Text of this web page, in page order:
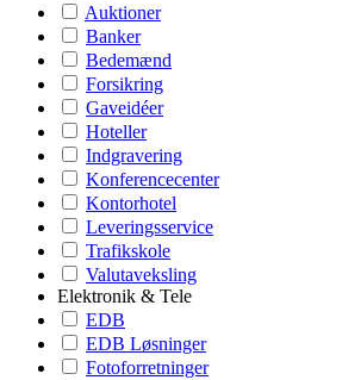
Auktioner
Banker
Bedemænd
Forsikring
Gaveidéer
Hoteller
Indgravering
Konferencecenter
Kontorhotel
Leveringsservice
Trafikskole
Valutaveksling
Elektronik & Tele
EDB
EDB Løsninger
Fotoforretninger